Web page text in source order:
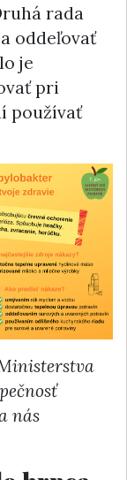
rada
oddeľovať
je
pri
používať
nás